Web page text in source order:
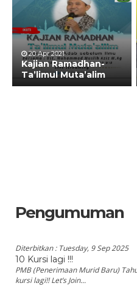
20 Apr 2021
Kajian Ramadhan-
Ta’limul Muta’alim
Pengumuman
Diterbitkan : Tuesday, 9 Sep 2025
10 Kursi lagi !!!
PMB (Penerimaan Murid Baru)
kursi lagi!! Let’s Join...